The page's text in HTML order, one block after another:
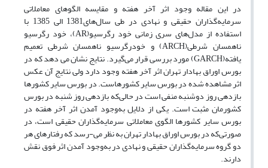
در این مقاله وجود اثر آخر هفته و مقایسه الگوهای معاملاتی
سرمایه‌گذاران حقیقی و نهادی در طی سال‌های1381 الی 1385 با
استفاده از مدل‌های سری زمانی خود رگرسیو(AR)، خود رگرسیو
ناهمسان شرطی(ARCH) و خودرگرسیو ناهمسان شرطی تعمیم
یافته(GARCH) مورد بررسی قرار می‌گیرد. نتایج نشان می دهد که در
بورس اوراق بهادار تهران اثر آخر هفته وجود دارد ولی نتایج آن عکس
اثر مشاهده شده در بورس سایر کشورهاست. در بورس سایر کشورها
بازدهی روز دوشنبه منفی است در حالی‌که بازدهی روز شنبه در بورس
کشورمان مثبت است. یکی از دلایل به‌وجود آمدن اثر آخر هفته در
بورس سایر کشورها الگوی معاملاتی سرمایه‌گذاران حقیقی است، در
صورتی‌که در بورس اوراق بهادار تهران به نظر می-رسد که رفتارهای هر
دو گروه سرمایه‌گذاران حقیقی و نهادی در به‌وجود آمدن اثر فوق نقش
دارند.